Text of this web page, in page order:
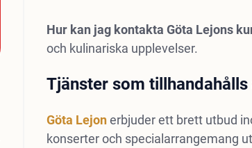
Hur kan jag kontakta Göta Lejons
och kulinariska upplevelser.
Tjänster som tillhandahålls
Göta Lejonerbjuder ett brett utbud
konserter och specialarrangemang